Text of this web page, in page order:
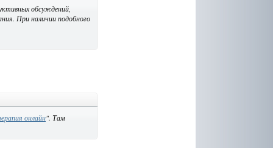
обсуждений,
При наличии подобного
онлайн". Там